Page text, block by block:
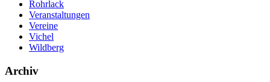
Rohrlack
Veranstaltungen
Vereine
Vichel
Wildberg
Archiv